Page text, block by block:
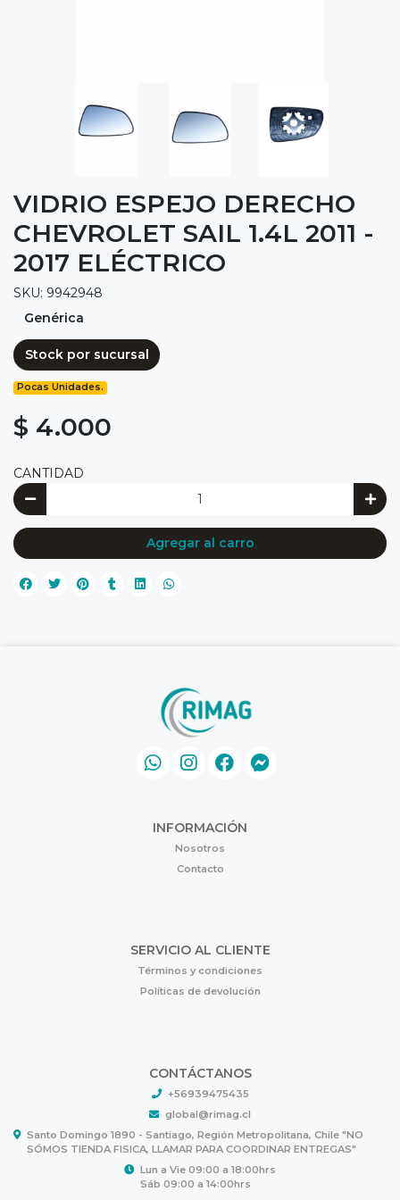
VIDRIO ESPEJO DERECHO
CHEVROLET SAIL 1.4L 2011 -
2017 ELÉCTRICO
SKU: 9942948
Genérica
Stock por sucursal
Pocas Unidades.
$ 4.000
CANTIDAD
Agregar al carro
INFORMACIÓN
Nosotros
Contacto
SERVICIO AL CLIENTE
Términos y condiciones
Políticas de devolución
CONTÁCTANOS
+56939475435
global@rimag.cl
Santo Domingo 1890 - Santiago, Región Metropolitana, Chile "NO
SÓMOS TIENDA FISICA, LLAMAR PARA COORDINAR ENTREGAS"
Lun a Vie 09:00 a 18:00hrs
Sáb 09:00 a 14:00hrs